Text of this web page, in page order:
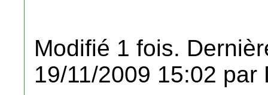
Modifié 1 fois.
19/11/2009 15:02 par